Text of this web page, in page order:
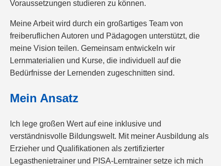
Voraussetzungen studieren zu können.
Meine Arbeit wird durch ein großartiges Team von
freiberuflichen Autoren und Pädagogen unterstützt, die
meine Vision teilen. Gemeinsam entwickeln wir
Lernmaterialien und Kurse, die individuell auf die
Bedürfnisse der Lernenden zugeschnitten sind.
Mein Ansatz
Ich lege großen Wert auf eine inklusive und
verständnisvolle Bildungswelt. Mit meiner Ausbildung als
Erzieher und Qualifikationen als zertifizierter
Legasthenietrainer und PISA-Lerntrainer setze ich mich